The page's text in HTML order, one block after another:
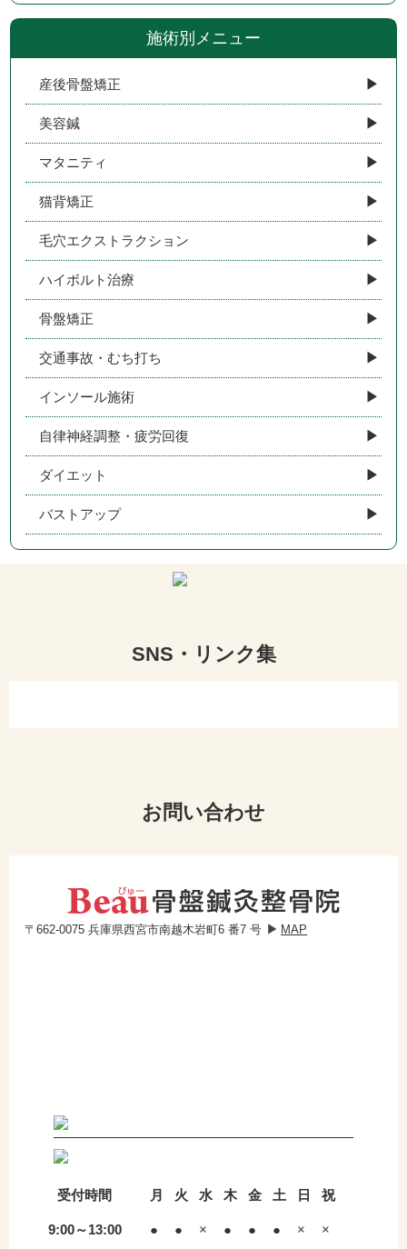
施術別メニュー
産後骨盤矯正
美容鍼
マタニティ
猫背矯正
毛穴エクストラクション
ハイボルト治療
骨盤矯正
交通事故・むち打ち
インソール施術
自律神経調整・疲労回復
ダイエット
バストアップ
SNS・リンク集
お問い合わせ
〒662-0075 兵庫県西宮市南越木岩町6 番7 号 MAP
受付時間 月 火 水 木 金 土 日 祝
9:00～13:00 ● ● × ● ● ● × ×